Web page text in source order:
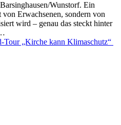
Barsinghausen/Wunstorf. Ein
Erwachsenen, sondern von
wird – genau das steckt hinter
Tour „Kirche kann Klimaschutz“